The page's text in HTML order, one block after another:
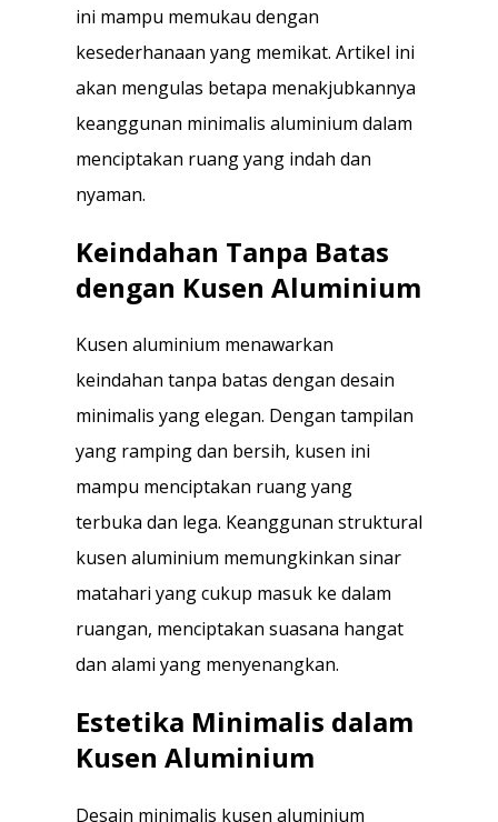
ini mampu memukau dengan
kesederhanaan yang memikat. Artikel ini
akan mengulas betapa menakjubkannya
keanggunan minimalis aluminium dalam
menciptakan ruang yang indah dan
nyaman.
Keindahan Tanpa Batas
dengan Kusen Aluminium
Kusen aluminium menawarkan
keindahan tanpa batas dengan desain
minimalis yang elegan. Dengan tampilan
yang ramping dan bersih, kusen ini
mampu menciptakan ruang yang
terbuka dan lega. Keanggunan struktural
kusen aluminium memungkinkan sinar
matahari yang cukup masuk ke dalam
ruangan, menciptakan suasana hangat
dan alami yang menyenangkan.
Estetika Minimalis dalam
Kusen Aluminium
Desain minimalis kusen aluminium